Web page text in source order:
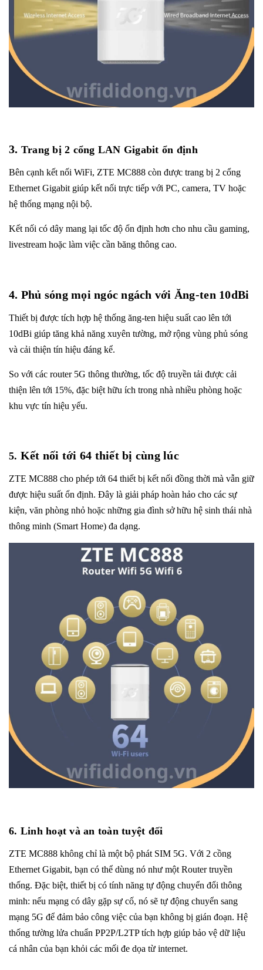
3. Trang bị 2 cổng LAN Gigabit ổn định
Bên cạnh kết nối WiFi, ZTE MC888 còn được trang bị 2 cổng
Ethernet Gigabit giúp kết nối trực tiếp với PC, camera, TV hoặc
hệ thống mạng nội bộ.
Kết nối có dây mang lại tốc độ ổn định hơn cho nhu cầu gaming,
livestream hoặc làm việc cần băng thông cao.
4. Phủ sóng mọi ngóc ngách với Ăng-ten 10dBi
Thiết bị được tích hợp hệ thống ăng-ten hiệu suất cao lên tới
10dBi giúp tăng khả năng xuyên tường, mở rộng vùng phủ sóng
và cải thiện tín hiệu đáng kể.
So với các router 5G thông thường, tốc độ truyền tải được cải
thiện lên tới 15%, đặc biệt hữu ích trong nhà nhiều phòng hoặc
khu vực tín hiệu yếu.
5. Kết nối tới 64 thiết bị cùng lúc
ZTE MC888 cho phép tới 64 thiết bị kết nối đồng thời mà vẫn giữ
được hiệu suất ổn định. Đây là giải pháp hoàn hảo cho các sự
kiện, văn phòng nhỏ hoặc những gia đình sở hữu hệ sinh thái nhà
thông minh (Smart Home) đa dạng.
6. Linh hoạt và an toàn tuyệt đối
ZTE MC888 không chỉ là một bộ phát SIM 5G. Với 2 cồng
Ethernet Gigabit, bạn có thể dùng nó như một Router truyền
thống. Đặc biệt, thiết bị có tính năng tự động chuyển đổi thông
minh: nếu mạng có dây gặp sự cố, nó sẽ tự động chuyển sang
mạng 5G để đảm bảo công việc của bạn không bị gián đoạn. Hệ
thống tường lửa chuẩn PP2P/L2TP tích hợp giúp bảo vệ dữ liệu
cá nhân của bạn khỏi các mối đe dọa từ internet.